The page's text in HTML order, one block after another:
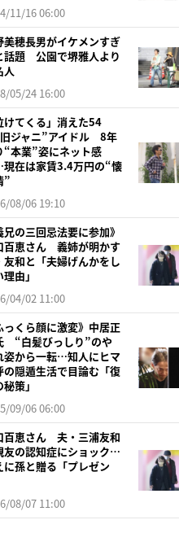
11/16 06:00
美穂長男がイケメンすぎ
話題 公園で堺雅人より
人
05/24 16:00
けてくる」消えた54
ジャニ”アイドル 8年
“本業”姿にネット感
在は家賃3.4万円の“懐
”
08/06 19:10
兄の三回忌法要に参加》
百恵さん 義姉が明かす
友和と「夫婦げんかをし
由」
04/02 11:00
っくら顔に激変》中居正
“白髪びっしり”のや
姿から一転…知人にヒマ
の隠遁生活で目論む「復
策」
09/06 06:00
百恵さん 夫・三浦友和
友の認知症にショック…
に孫と贈る「プレゼン
08/07 11:00